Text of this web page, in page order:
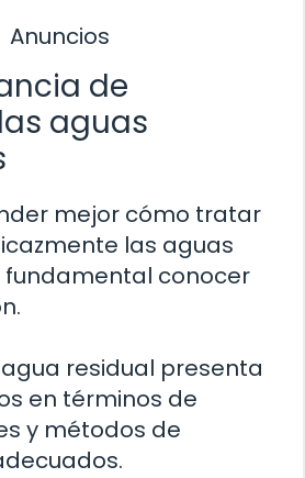
Anuncios
de
aguas
mejor cómo tratar
las aguas
fundamental conocer
residual presenta
en términos de
y métodos de